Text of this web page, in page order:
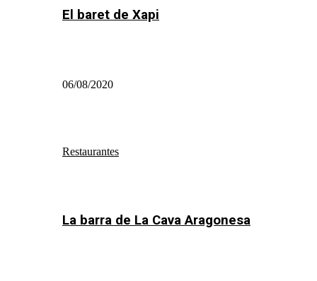
El baret de Xapi
06/08/2020
Restaurantes
La barra de La Cava Aragonesa